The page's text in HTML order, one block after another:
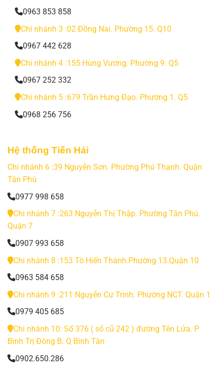
0963 853 858
Chi nhánh 3 :02 Đồng Nai. Phường 15. Q10
0967 442 628
Chi nhánh 4 :155 Hùng Vương. Phường 9. Q5
0967 252 332
Chi nhánh 5 :679 Trần Hưng Đạo. Phường 1. Q5
0968 256 756
Hệ thống Tiến Hải
Chi nhánh 6 :39 Nguyễn Sơn. Phường Phú Thạnh. Quận
Tân Phú
0977 998 658
Chi nhánh 7 :263 Nguyễn Thị Thập. Phường Tân Phú.
Quận 7
0907 993 658
Chi nhánh 8 :153 Tô Hiến Thành.Phường 13.Quận 10
0963 584 658
Chi nhánh 9 :211 Nguyễn Cư Trinh. Phường NCT. Quận 1
0979 405 685
Chi nhánh 10: Số 376 ( số cũ 242 ) đường Tên Lửa. P
Bình Trị Đông B. Q Bình Tân
0902.650.286